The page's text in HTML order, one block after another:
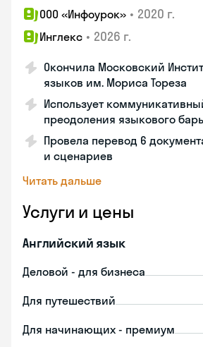
ООО «Инфоурок» • 2020 г.
Инглекс • 2026 г.
Окончила Московский
языков им. Мориса Тореза
Использует
преодоления языкового
Провела перевод 6
и сценариев
Читать дальше
Услуги и цены
Английский язык
Деловой - для бизнеса
Для путешествий
Для начинающих - премиум